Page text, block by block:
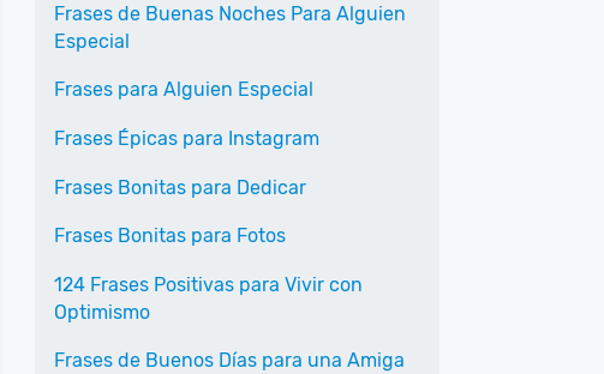
Frases de Buenas Noches Para Alguien
Especial
Frases para Alguien Especial
Frases Épicas para Instagram
Frases Bonitas para Dedicar
Frases Bonitas para Fotos
124 Frases Positivas para Vivir con
Optimismo
Frases de Buenos Días para una Amiga